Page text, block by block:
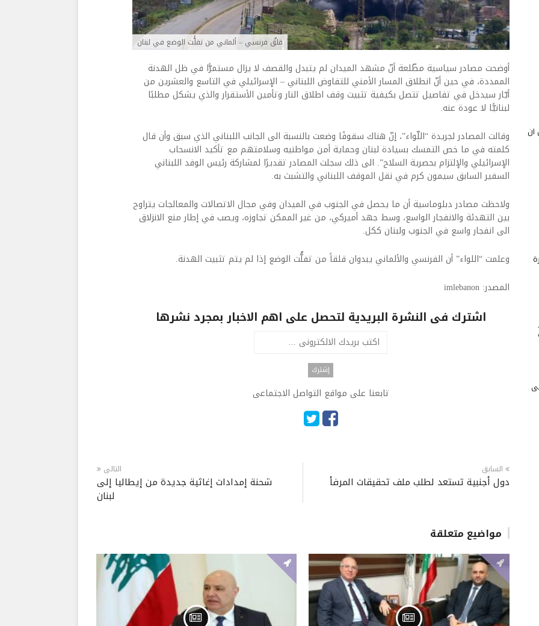
قلقٌ فرنسي – ألماني من تفلُّت الوضع في لبنان
أوضحت مصادر سياسية مطّلعة أنّ مشهد الميدان لم يتبدل والقصف لا يزال مستمرًّا في ظل الهدنة
الممددة، في حين أنّ انطلاق المسار الأمني للتفاوض اللبناني – الإسرائيلي في التاسع والعشرين من
أيّار سيدخل في تفاصيل تتصل بكيفية تثبيت وقف اطلاق النار وتأمين الأستقرار والذي يشكل مطلبًا
لبنانيًّا لا عودة عنه.
وقالت المصادر لجريدة “اللّواء”، إنّ هناك سقوفًا وضعت بالنسبة الى الجانب اللبناني الذي سبق وأن قال
كلمته في ما خص التمسك بسيادة لبنان وحماية أمن مواطنيه وسلامتهم مع تأكيد الانسحاب
الإسرائيلي والإلتزام بحصرية السلاح”. الى ذلك سجلت المصادر تقديرًا لمشاركة رئيس الوفد اللبناني
السفير السابق سيمون كرم في نقل الموقف اللبناني والتشبث به.
ولاحظت مصادر دبلوماسية أن ما يحصل في الجنوب في الميدان وفي مجال الاتصالات والمعالجات يتراوح
بين التهدئة والانفجار الواسع، وسط جهد أميركي، من غير الممكن تجاوزه، ويصب في إطار منع الانزلاق
الى انفجار واسع في الجنوب ولبنان ككل.
وعلمت “اللواء” أن الفرنسي والألماني يبدوان قلقاً من تفلُّت الوضع إذا لم يتم تثبيت الهدنة.
المصدر: imlebanon
اشترك فى النشرة البريدية لتحصل على اهم الاخبار بمجرد نشرها
تابعنا على مواقع التواصل الاجتماعى
السابق
دول أجنبية تستعد لطلب ملف تحقيقات المرفأ
التالى
شحنة إمدادات إغاثية جديدة من إيطاليا إلى
لبنان
مواضيع متعلقة
أن